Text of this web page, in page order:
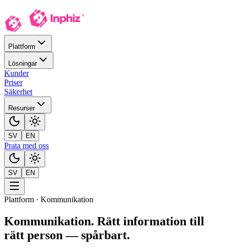
Plattform
Lösningar
Kunder
Priser
Säkerhet
Resurser
SV EN
Prata med oss
SV EN
Plattform · Kommunikation
Kommunikation. Rätt information till
rätt person — spårbart.